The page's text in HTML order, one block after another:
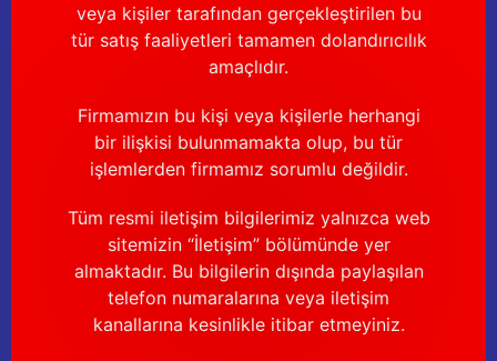
veya kişiler tarafından gerçekleştirilen bu
tür satış faaliyetleri tamamen dolandırıcılık
amaçlıdır.
Firmamızın bu kişi veya kişilerle herhangi
bir ilişkisi bulunmamakta olup, bu tür
işlemlerden firmamız sorumlu değildir.
Tüm resmi iletişim bilgilerimiz yalnızca web
sitemizin “İletişim” bölümünde yer
almaktadır. Bu bilgilerin dışında paylaşılan
telefon numaralarına veya iletişim
kanallarına kesinlikle itibar etmeyiniz.